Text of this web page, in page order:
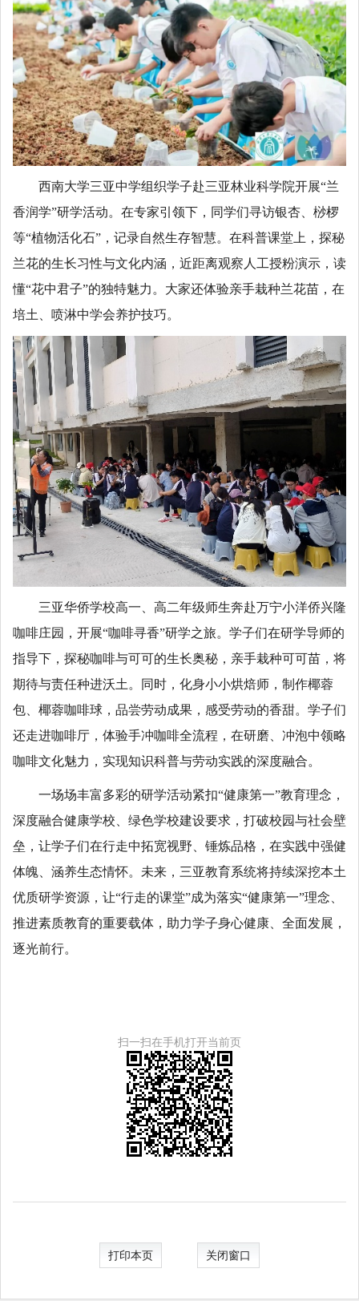
西南大学三亚中学组织学子赴三亚林业科学院开展“兰
香润学”研学活动。在专家引领下，同学们寻访银杏、桫椤
等“植物活化石”，记录自然生存智慧。在科普课堂上，探秘
兰花的生长习性与文化内涵，近距离观察人工授粉演示，读
懂“花中君子”的独特魅力。大家还体验亲手栽种兰花苗，在
培土、喷淋中学会养护技巧。
三亚华侨学校高一、高二年级师生奔赴万宁小洋侨兴隆
咖啡庄园，开展“咖啡寻香”研学之旅。学子们在研学导师的
指导下，探秘咖啡与可可的生长奥秘，亲手栽种可可苗，将
期待与责任种进沃土。同时，化身小小烘焙师，制作椰蓉
包、椰蓉咖啡球，品尝劳动成果，感受劳动的香甜。学子们
还走进咖啡厅，体验手冲咖啡全流程，在研磨、冲泡中领略
咖啡文化魅力，实现知识科普与劳动实践的深度融合。
一场场丰富多彩的研学活动紧扣“健康第一”教育理念，
深度融合健康学校、绿色学校建设要求，打破校园与社会壁
垒，让学子们在行走中拓宽视野、锤炼品格，在实践中强健
体魄、涵养生态情怀。未来，三亚教育系统将持续深挖本土
优质研学资源，让“行走的课堂”成为落实“健康第一”理念、
推进素质教育的重要载体，助力学子身心健康、全面发展，
逐光前行。
扫一扫在手机打开当前页
打印本页 关闭窗口